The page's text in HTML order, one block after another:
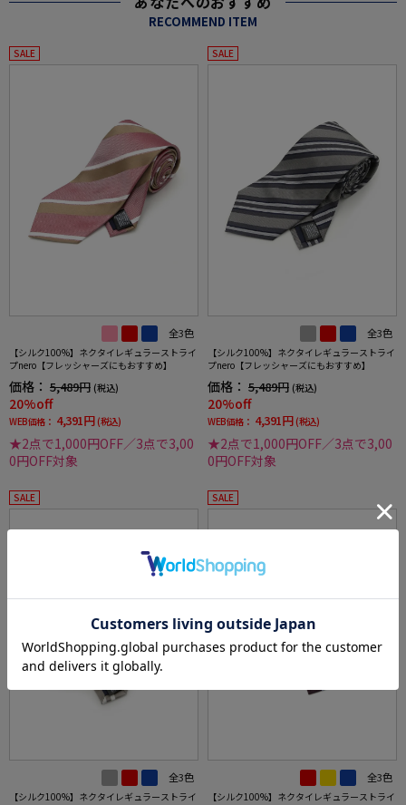
RECOMMEND ITEM
SALE
全3色
【シルク100%】ネクタイレギュラーストライ
プnero【フレッシャーズにもおすすめ】
価格： 5,489円 (税込)
20%off
WEB価格： 4,391円 (税込)
★2点で1,000円OFF／3点で3,00
0円OFF対象
SALE
全3色
【シルク100%】ネクタイレギュラーストライ
プnero【フレッシャーズにもおすすめ】
価格： 5,489円 (税込)
20%off
WEB価格： 4,391円 (税込)
★2点で1,000円OFF／3点で3,00
0円OFF対象
SALE
全3色
【シルク100%】ネクタイレギュラーストライ
SALE
全3色
【シルク100%】ネクタイレギュラーストライ